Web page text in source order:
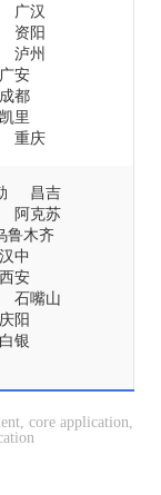
广汉
资阳
泸州
广安
成都
凯里
重庆
昌吉
阿克苏
鲁木齐
汉中
西安
石嘴山
庆阳
白银
core application,